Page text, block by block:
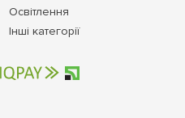
Освітлення
Інші категорії